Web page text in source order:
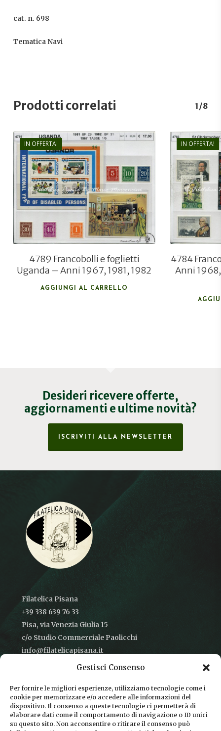
Gestisci Consenso
Per fornire le migliori esperienze, utilizziamo tecnologie come i
cookie per memorizzare e/o accedere alle informazioni del
dispositivo. Il consenso a queste tecnologie ci permetterà di
elaborare dati come il comportamento di navigazione o ID unici
su questo sito. Non acconsentire o ritirare il consenso può
cat. n. 698
Tematica Navi
Prodotti correlati 1/8
IN OFFERTA!
€17,00
€11,50
4789 Francobolli e foglietti
Uganda – Anni 1967, 1981, 1982
AGGIUNGI AL CARRELLO
IN OFFERTA!
4784
Anni
Desideri ricevere offerte,
aggiornamenti e ultime novità?
ISCRIVITI ALLA NEWSLETTER
Filatelica Pisana
+39 338 639 76 33
Pisa, via Venezia Giulia 15
c/o Studio Commerciale Paolicchi
info@filatelicapisana.it
CONDIZIONI DI VENDITA
INFORMATIVA SULLA PRIVACY